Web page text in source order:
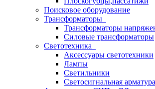
Поисковое оборудование
Трансформаторы
Трансформаторы
Силовые трансформаторы
Светотехника
Аксессуары светотехники
Лампы
Светильники
Светосигнальная арматура